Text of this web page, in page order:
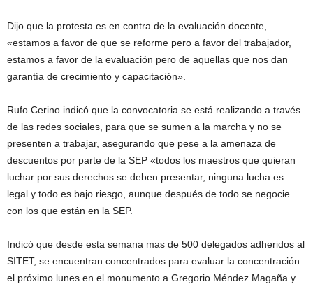
Dijo que la protesta es en contra de la evaluación docente,
«estamos a favor de que se reforme pero a favor del trabajador,
estamos a favor de la evaluación pero de aquellas que nos dan
garantía de crecimiento y capacitación».
Rufo Cerino indicó que la convocatoria se está realizando a través
de las redes sociales, para que se sumen a la marcha y no se
presenten a trabajar, asegurando que pese a la amenaza de
descuentos por parte de la SEP «todos los maestros que quieran
luchar por sus derechos se deben presentar, ninguna lucha es
legal y todo es bajo riesgo, aunque después de todo se negocie
con los que están en la SEP.
Indicó que desde esta semana mas de 500 delegados adheridos al
SITET, se encuentran concentrados para evaluar la concentración
el próximo lunes en el monumento a Gregorio Méndez Magaña y